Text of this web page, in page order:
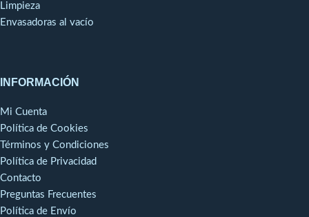
Limpieza
Envasadoras al vacío
INFORMACIÓN
Mi Cuenta
Política de Cookies
Términos y Condiciones
Política de Privacidad
Contacto
Preguntas Frecuentes
Política de Envío